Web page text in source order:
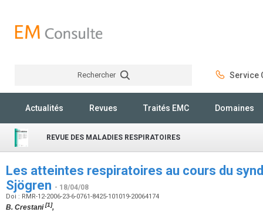
Rechercher Service
Actualités Revues Traités EMC Domaines
REVUE DES MALADIES RESPIRATOIRES
Les atteintes respiratoires au cours du
Sjögren - 18/04/08
Doi : RMR-12-2006-23-6-0761-8425-101019-20064174
B. Crestani[1],